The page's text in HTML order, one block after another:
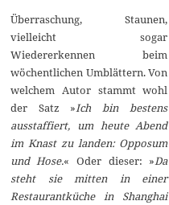
Überraschung, Staunen,
vielleicht sogar
Wiedererkennen beim
wöchentlichen Umblättern. Von
welchem Autor stammt wohl
der Satz »Ich bin bestens
ausstaffiert, um heute Abend
im Knast zu landen: Opposum
und Hose.« Oder dieser: »Da
steht sie mitten in einer
Restaurantküche in Shanghai